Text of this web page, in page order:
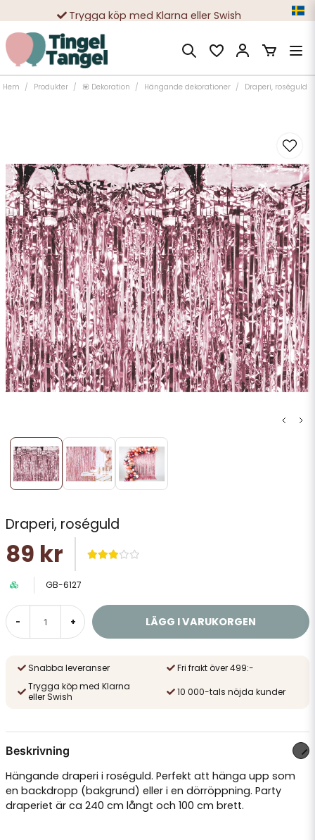
Trygga köp med Klarna eller Swish
10 000-tals nöjda kunder
Hem Produkter 💟 Dekoration Hängande dekorationer Draperi, roséguld
Draperi, roséguld
89 kr
GB-6127
- + LÄGG I VARUKORGEN
Snabba leveranser
Fri frakt över 499:-
Trygga köp med Klarna
eller Swish
10 000-tals nöjda kunder
Beskrivning
Hängande draperi i roséguld. Perfekt att hänga upp som
en backdropp (bakgrund) eller i en dörröppning. Party
draperiet är ca 240 cm långt och 100 cm brett.